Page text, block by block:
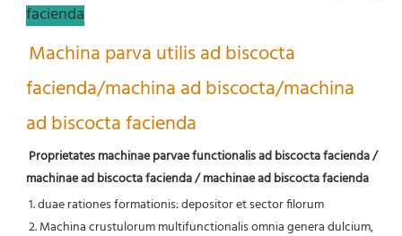
facienda
Machina parva utilis ad biscocta
facienda/machina ad biscocta/machina
ad biscocta facienda
Proprietates machinae parvae functionalis ad biscocta facienda /
machinae ad biscocta facienda / machinae ad biscocta facienda
1. duae rationes formationis: depositor et sector filorum